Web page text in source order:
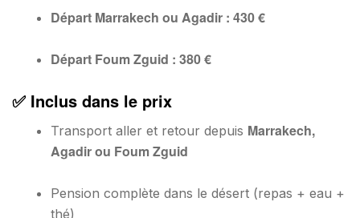
Départ Marrakech ou Agadir : 430 €
Départ Foum Zguid : 380 €
✅ Inclus dans le prix
Transport aller et retour depuis Marrakech,
Agadir ou Foum Zguid
Pension complète dans le désert (repas + eau +
thé)